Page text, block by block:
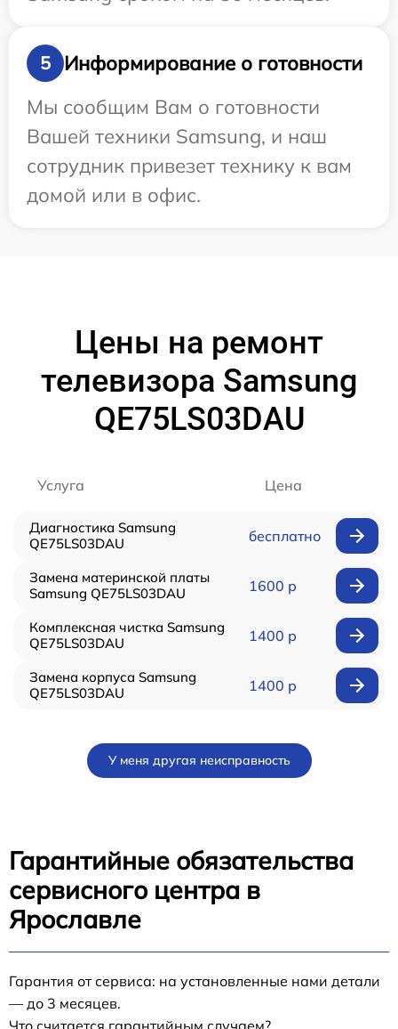
5
Информирование о готовности
Мы сообщим Вам о готовности
Вашей техники Samsung, и наш
сотрудник привезет технику к вам
домой или в офис.
Цены на ремонт
телевизора Samsung
QE75LS03DAU
Услуга Цена
Диагностика Samsung
QE75LS03DAU
бесплатно
Замена материнской платы
Samsung QE75LS03DAU
1600 р
Комплексная чистка Samsung
QE75LS03DAU
1400 р
Замена корпуса Samsung
QE75LS03DAU
1400 р
У меня другая неисправность
Гарантийные обязательства
сервисного центра в
Ярославле
Гарантия от сервиса: на установленные нами детали
— до 3 месяцев.